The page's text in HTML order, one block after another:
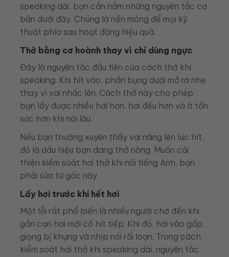
speaking dài, bạn cần nắm những nguyên tắc cơ
bản dưới đây. Chúng là nền móng để mọi kỹ
thuật phía sau hoạt động hiệu quả.
Thở bằng cơ hoành thay vì chỉ dùng ngực
Đây là nguyên tắc đầu tiên của cách thở khi
speaking. Khi hít vào, phần bụng dưới mở ra nhẹ
thay vì vai nhấc lên. Cách thở này cho phép
bạn lấy được nhiều hơi hơn, hơi đều hơn và ít tốn
sức hơn khi nói lâu.
Nếu bạn thường xuyên thấy vai nâng lên lúc hít,
đó là dấu hiệu bạn đang thở nông. Muốn cải
thiện kiểm soát hơi thở khi nói tiếng Anh, bạn
phải sửa từ gốc này.
Lấy hơi trước khi hết hơi
Một lỗi rất phổ biến là nhiều người chờ đến khi
gần cạn hơi mới cố hít tiếp. Khi đó, hơi vào gấp,
giọng bị khựng và nhịp nói rối loạn. Trong cách
kiểm soát hơi thở khi speaking dài, nguyên tắc